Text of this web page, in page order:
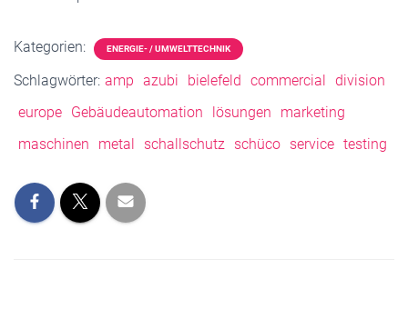
Kategorien: ENERGIE- / UMWELTTECHNIK
Schlagwörter: amp azubi bielefeld commercial
division
europe Gebäudeautomation lösungen
marketing
maschinen
metal schallschutz schüco service testing